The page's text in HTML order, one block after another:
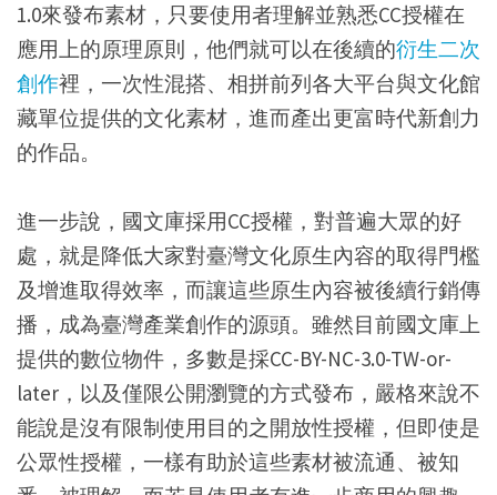
1.0來發布素材，只要使用者理解並熟悉CC授權在
應用上的原理原則，他們就可以在後續的衍生二次
創作裡，一次性混搭、相拼前列各大平台與文化館
藏單位提供的文化素材，進而產出更富時代新創力
的作品。
進一步說，國文庫採用CC授權，對普遍大眾的好
處，就是降低大家對臺灣文化原生內容的取得門檻
及增進取得效率，而讓這些原生內容被後續行銷傳
播，成為臺灣產業創作的源頭。雖然目前國文庫上
提供的數位物件，多數是採CC-BY-NC-3.0-TW-or-
later，以及僅限公開瀏覽的方式發布，嚴格來說不
能說是沒有限制使用目的之開放性授權，但即使是
公眾性授權，一樣有助於這些素材被流通、被知